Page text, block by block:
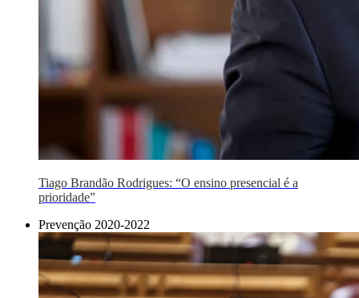
Tiago Brandão Rodrigues: “O ensino presencial é a
prioridade”
Prevenção 2020-2022